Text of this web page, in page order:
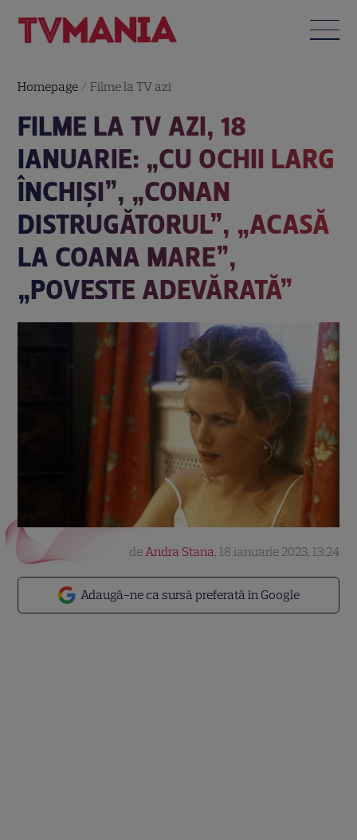
Homepage /Filme la TV azi
FILME LA TV AZI, 18
IANUARIE: „CU OCHII LARG
ÎNCHIȘI”, „CONAN
DISTRUGĂTORUL”, „ACASĂ
LA COANA MARE”,
„POVESTE ADEVĂRATĂ”
Adaugă-ne ca sursă preferată în Google
deAndra Stana, 18 ianuarie 2023, 13:24